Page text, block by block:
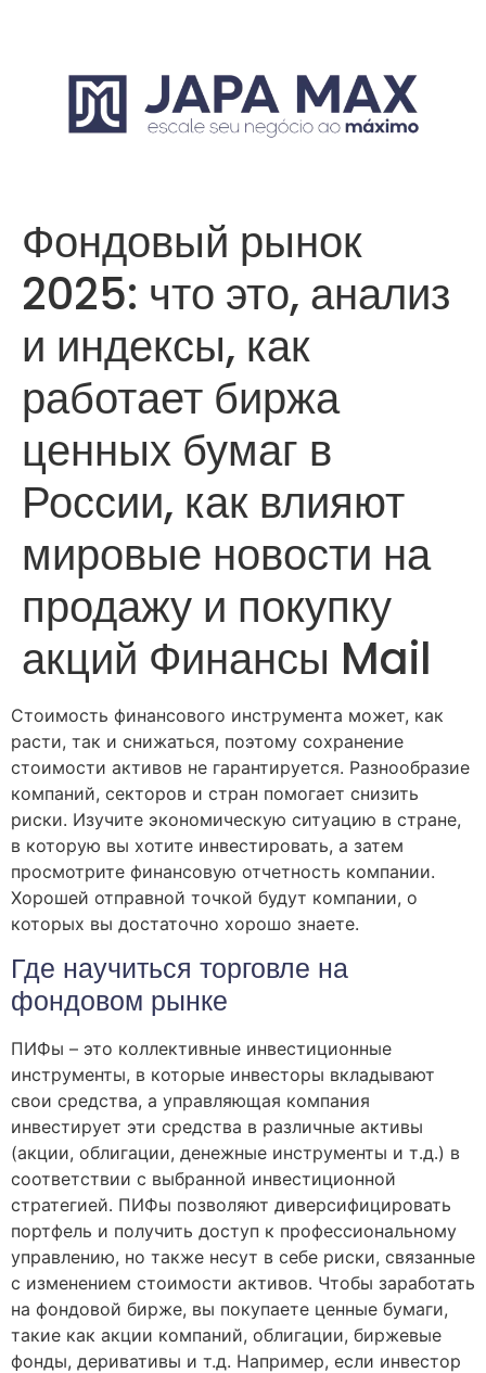
Фондовый рынок
2025: что это, анализ
и индексы, как
работает биржа
ценных бумаг в
России, как влияют
мировые новости на
продажу и покупку
акций Финансы Mail
Стоимость финансового инструмента может, как
расти, так и снижаться, поэтому сохранение
стоимости активов не гарантируется. Разнообразие
компаний, секторов и стран помогает снизить
риски. Изучите экономическую ситуацию в стране,
в которую вы хотите инвестировать, а затем
просмотрите финансовую отчетность компании.
Хорошей отправной точкой будут компании, о
которых вы достаточно хорошо знаете.
Где научиться торговле на
фондовом рынке
ПИФы – это коллективные инвестиционные
инструменты, в которые инвесторы вкладывают
свои средства, а управляющая компания
инвестирует эти средства в различные активы
(акции, облигации, денежные инструменты и т․д․) в
соответствии с выбранной инвестиционной
стратегией․ ПИФы позволяют диверсифицировать
портфель и получить доступ к профессиональному
управлению, но также несут в себе риски, связанные
с изменением стоимости активов․ Чтобы заработать
на фондовой бирже, вы покупаете ценные бумаги,
такие как акции компаний, облигации, биржевые
фонды, деривативы и т.д. Например, если инвестор